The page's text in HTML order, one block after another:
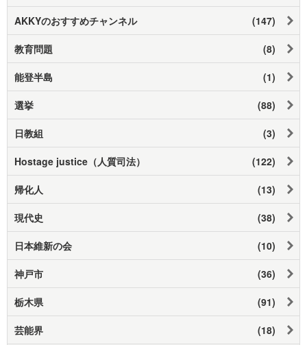
AKKYのおすすめチャンネル (147)
教育問題 (8)
能登半島 (1)
選挙 (88)
日教組 (3)
Hostage justice（人質司法） (122)
帰化人 (13)
現代史 (38)
日本維新の会 (10)
神戸市 (36)
栃木県 (91)
芸能界 (18)